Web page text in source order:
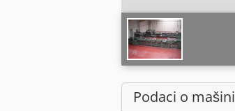
Podaci o mašini